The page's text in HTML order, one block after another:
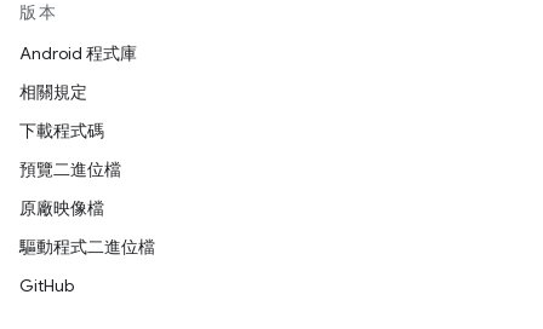
版本
Android 程式庫
相關規定
下載程式碼
預覽二進位檔
原廠映像檔
驅動程式二進位檔
GitHub